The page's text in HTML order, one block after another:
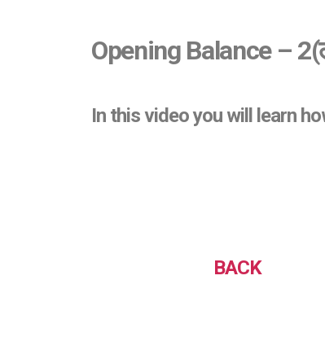
Opening Balance – 2
In this video you will learn
BACK